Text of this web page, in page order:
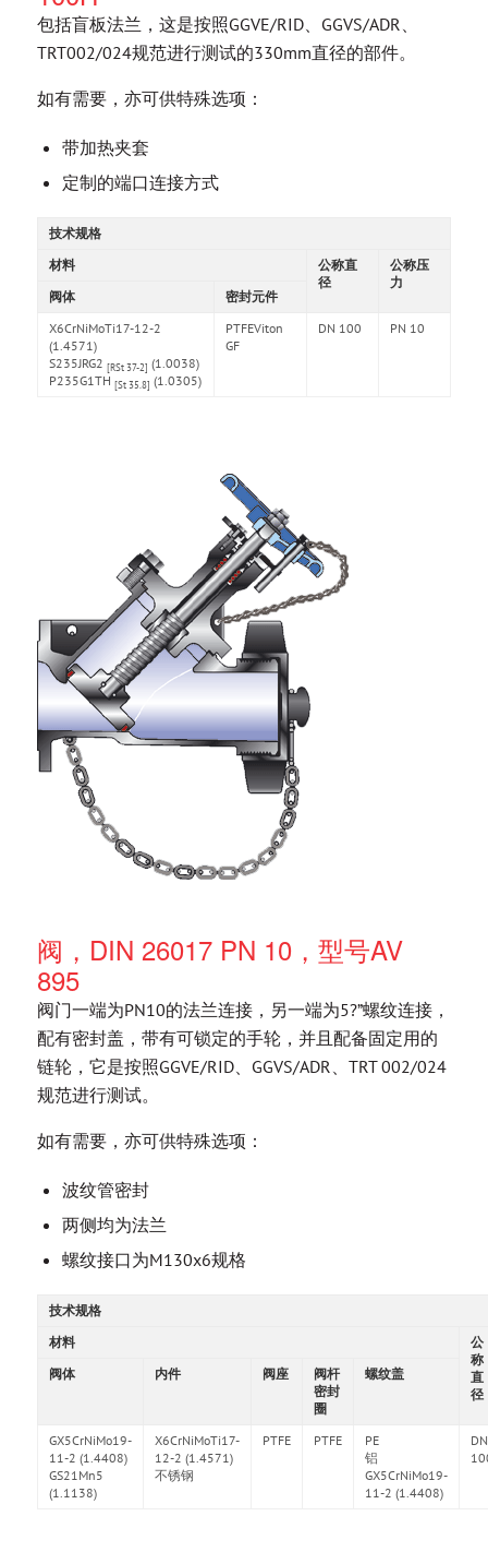
包括盲板法兰，这是按照GGVE/RID、GGVS/ADR、
TRT002/024规范进行测试的330mm直径的部件。
如有需要，亦可供特殊选项：
带加热夹套
定制的端口连接方式
技术规格
材料
公称直
径
公称压
力
阀体
密封元件
X6CrNiMoTi17-12-2
(1.4571)
S235JRG2 [RSt 37-2] (1.0038)
P235G1TH [St 35.8] (1.0305)
PTFEViton
GF
DN 100 PN 10
阀，DIN 26017 PN 10，型号AV
895
阀门一端为PN10的法兰连接，另一端为5?”螺纹连接，
配有密封盖，带有可锁定的手轮，并且配备固定用的
链轮，它是按照GGVE/RID、GGVS/ADR、TRT 002/024
规范进行测试。
如有需要，亦可供特殊选项：
波纹管密封
两侧均为法兰
螺纹接口为M130x6规格
技术规格
材料
公
称
直
径
阀体 内件 阀座
阀杆
密封
圈
螺纹盖
GX5CrNiMo19-
11-2 (1.4408)
GS21Mn5
(1.1138)
X6CrNiMoTi17-
12-2 (1.4571)
不锈钢
PTFE PTFE
PE
铝
GX5CrNiMo19-
11-2 (1.4408)
DN